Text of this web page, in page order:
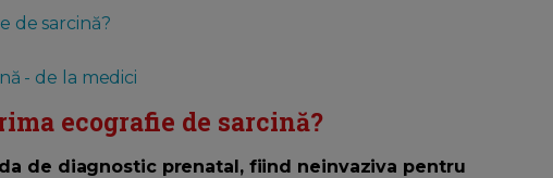
de sarcină?
- de la medici
ecografie de sarcină?
de diagnostic prenatal, fiind neinvaziva pentru